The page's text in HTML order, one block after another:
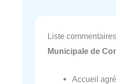
Liste commentaires
Municipale de
Accueil